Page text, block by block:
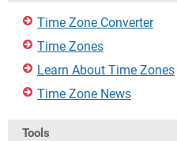
Time Zone Converter
Time Zones
Learn About Time Zones
Time Zone News
Tools